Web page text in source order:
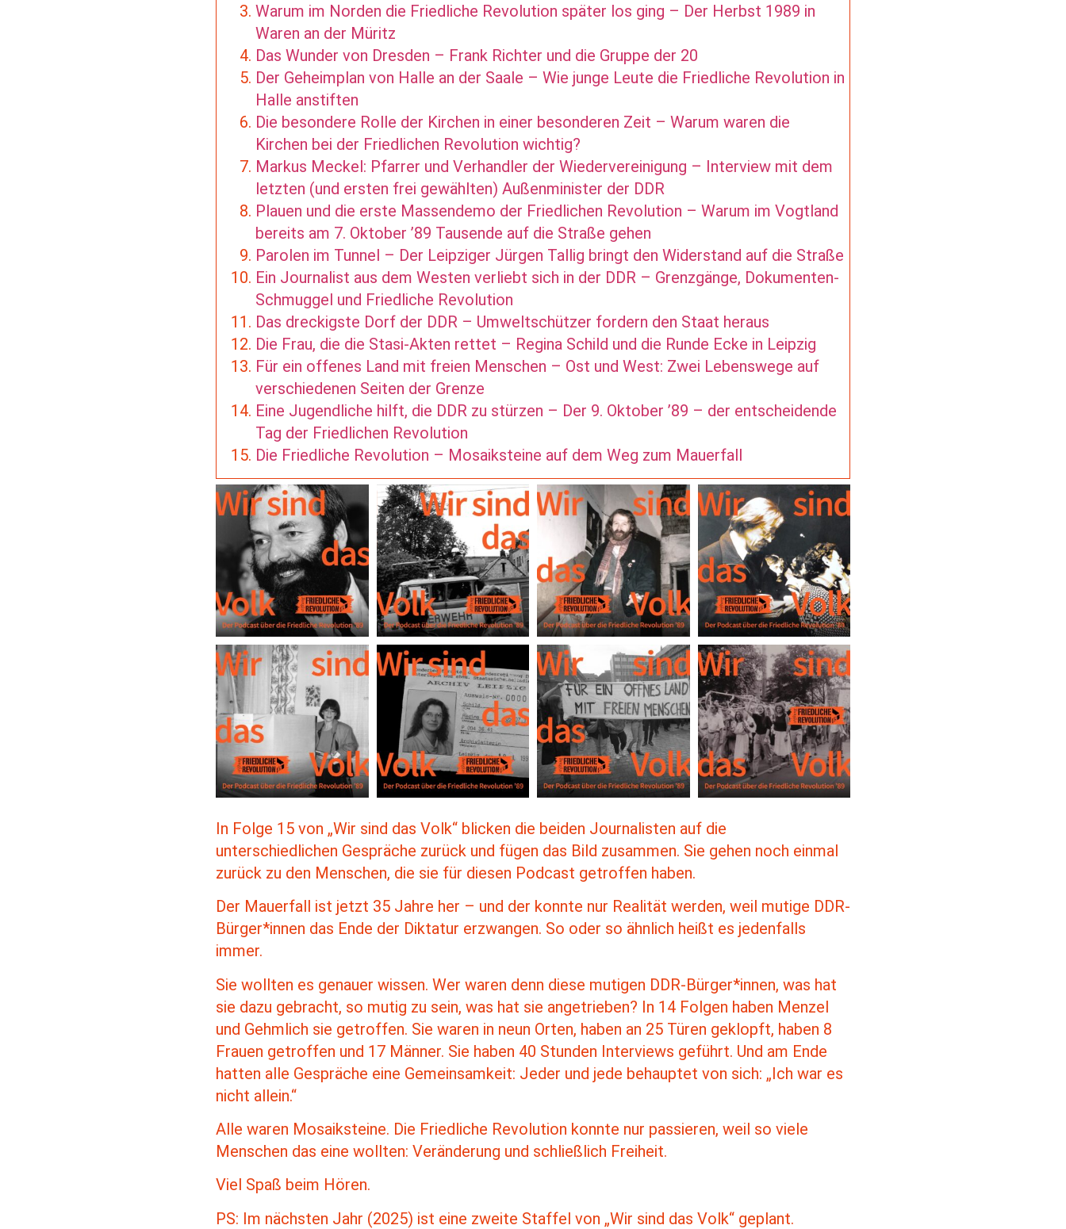
Warum im Norden die Friedliche Revolution später los ging – Der Herbst 1989 in
Waren an der Müritz
Das Wunder von Dresden – Frank Richter und die Gruppe der 20
Der Geheimplan von Halle an der Saale – Wie junge Leute die Friedliche Revolution in
Halle anstiften
Die besondere Rolle der Kirchen in einer besonderen Zeit – Warum waren die
Kirchen bei der Friedlichen Revolution wichtig?
Markus Meckel: Pfarrer und Verhandler der Wiedervereinigung – Interview mit dem
letzten (und ersten frei gewählten) Außenminister der DDR
Plauen und die erste Massendemo der Friedlichen Revolution – Warum im Vogtland
bereits am 7. Oktober ’89 Tausende auf die Straße gehen
Parolen im Tunnel – Der Leipziger Jürgen Tallig bringt den Widerstand auf die Straße
Ein Journalist aus dem Westen verliebt sich in der DDR – Grenzgänge, Dokumenten-
Schmuggel und Friedliche Revolution
Das dreckigste Dorf der DDR – Umweltschützer fordern den Staat heraus
Die Frau, die die Stasi-Akten rettet – Regina Schild und die Runde Ecke in Leipzig
Für ein offenes Land mit freien Menschen – Ost und West: Zwei Lebenswege auf
verschiedenen Seiten der Grenze
Eine Jugendliche hilft, die DDR zu stürzen – Der 9. Oktober ’89 – der entscheidende
Tag der Friedlichen Revolution
Die Friedliche Revolution – Mosaiksteine auf dem Weg zum Mauerfall
In Folge 15 von „Wir sind das Volk“ blicken die beiden Journalisten auf die
unterschiedlichen Gespräche zurück und fügen das Bild zusammen. Sie gehen noch einmal
zurück zu den Menschen, die sie für diesen Podcast getroffen haben.
Der Mauerfall ist jetzt 35 Jahre her – und der konnte nur Realität werden, weil mutige DDR-
Bürger*innen das Ende der Diktatur erzwangen. So oder so ähnlich heißt es jedenfalls
immer.
Sie wollten es genauer wissen. Wer waren denn diese mutigen DDR-Bürger*innen, was hat
sie dazu gebracht, so mutig zu sein, was hat sie angetrieben? In 14 Folgen haben Menzel
und Gehmlich sie getroffen. Sie waren in neun Orten, haben an 25 Türen geklopft, haben 8
Frauen getroffen und 17 Männer. Sie haben 40 Stunden Interviews geführt. Und am Ende
hatten alle Gespräche eine Gemeinsamkeit: Jeder und jede behauptet von sich: „Ich war es
nicht allein.“
Alle waren Mosaiksteine. Die Friedliche Revolution konnte nur passieren, weil so viele
Menschen das eine wollten: Veränderung und schließlich Freiheit.
Viel Spaß beim Hören.
PS: Im nächsten Jahr (2025) ist eine zweite Staffel von „Wir sind das Volk“ geplant.